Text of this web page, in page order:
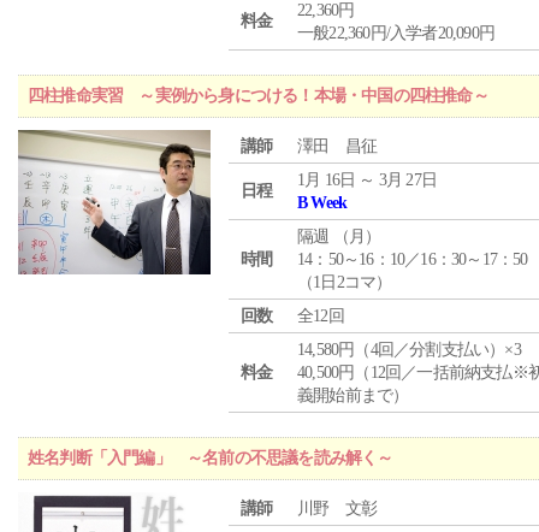
料金
22,360円
一般22,360円/入学者20,090円
四柱推命実習 ～実例から身につける！本場・中国の四柱推命～
講師 澤田 昌征
日程
1月 16日 ～ 3月 27日
B Week
時間
隔週 （ 月 ）
14：50～16：10／16：30～17：50
（1日2コマ）
回数
全12回
料金
14,580円（4回／分割支払い）×3
40,500円（12回／一括前納支払※
義開始前まで）
姓名判断「入門編」 ～名前の不思議を読み解く～
講師 川野 文彰